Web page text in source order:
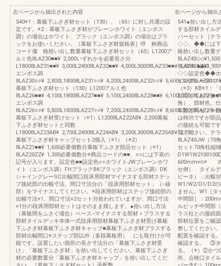
左ページから抽出された内容
540※1：幕板下ふさぎ材セット（130）、（65）に対し共通の設
定です。※2：幕板下ふさぎ材がプレーンホワイト（エンボス
調）の場合はホワイト、ブラック（エンボス調）の場合はブラ
ックをお使いください。［幕板下ふさぎ材規格表］呼 称商品
コード価 格拾い出し数量幕板下ふさぎ材セット（65）L1200ア
ルミ色8LAZ30■■¥ 2,000いずれかを必要長さ分
L18008LAZ31■■¥ 3,000L24008LAZ32■■¥ 4,000L30008LAZ33■■¥ 5,000L1200
エンボス調
8LAZ30○○¥ 2,800L18008LAZ31○○¥ 4,200L24008LAZ32○○¥
幕板下ふさぎ材セット（130）L1200アルミ色
8LAZ26■■¥ 4,100L18008LAZ27■■¥ 5,100L24008LAZ28■■¥
エンボス調
8LAZ26○○¥ 5,800L18008LAZ27○○¥ 7,200L24008LAZ28○○¥
幕板下ふさぎ材受けセット（※1）L12008LAZ22AB¥ 2,200幕板
下ふさぎ材セットと同数
L18008LAZ23AB¥ 2,700L24008LAZ24AB¥ 3,200L30008LAZ25AB¥ 3,700
幕板下ふさぎ材キャップセット2個入（※1）（※2）
8LAZ21■■¥ 1,600必要個数分幕板下ふさぎ部品セット（※1）
8LAZ20ZZ¥ 1,300必要個数分※商品コードの■■、○○には下表の
記号が入ります。設定色■■設定色○○ホワイトJWプレーンホワ
イト（エンボス調）FHブラックBKブラック（エンボス調）DK
シャイングレーSC出幅間口段床用部材マイナスする部材ステッ
プ接続部の出幅寸法、間口寸法分の「段床用部材セット」（−線
部）をマイナスしてください。※段床用部材はステップ接続部の
出幅寸法×1、間口寸法×2セット分拾われていますが、間口寸法
×1分の段床用部材セットはそのまま残します。●拾い出し方法
（幕板間をふさぐ場合）ベース−マイナスする部材＋プラスする
部材タイルデッキ本体一式段床用部材幕板下ふさぎ材受け幕板
下ふさぎ材幕板下ふさぎ材キャップ■幕板下ふさぎ材プラスする
部材出幅間口※ステップ部以外（多段幕板用） にも取付けが可
能です。設置したい箇所の長さ寸法分の「幕板下ふさぎ材受
け」「幕板下ふさぎ材」を拾い出してください。幕板下ふさぎ
材の必要数量分「幕板下ふさぎ材キャップ」を拾い出してくだ
右ページから抽出
541●拾い出し方
する部材タイル
バーセット［テ
◇◇、◆◆には下
格拾い出し数量
◇◇設定色◆◆ホ
イングレーSCブ
（※3）KB※1：
対応しておりま
角）、部材色、
本数と同セット
は柿渋ですが部
の接続も可能で
覧ください。テ
8LAZ40JW（70
セット70角柱縦
600mm×n※ 内
せ例） タイルデ
ピーネ）：出
W1/W2/D1/D2の
ません。W1［
中間部］：
ルピッチ中間部
ラス柱との接続
部材位置をご確
整してください
配置を確認する
確認する。 ③タ
る。（※）②かつ
尚、点検口タイ